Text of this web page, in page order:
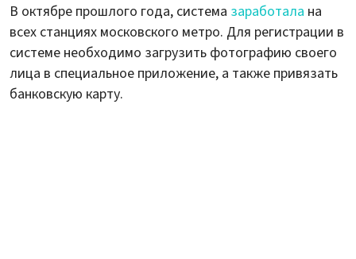
В октябре прошлого года, система заработала на
всех станциях московского метро. Для регистрации в
системе необходимо загрузить фотографию своего
лица в специальное приложение, а также привязать
банковскую карту.